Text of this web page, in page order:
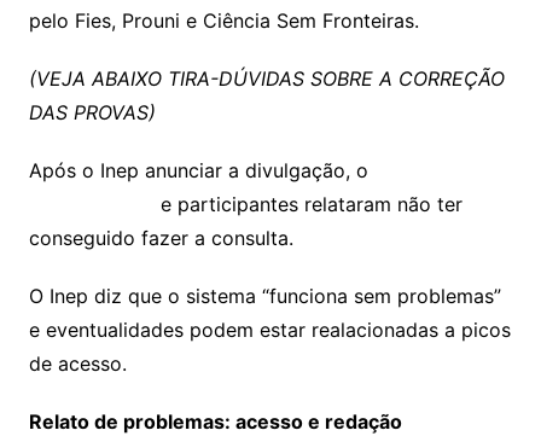
pelo Fies, Prouni e Ciência Sem Fronteiras.
(VEJA ABAIXO TIRA-DÚVIDAS SOBRE A CORREÇÃO
DAS PROVAS)
Após o Inep anunciar a divulgação, o
e participantes relataram não ter
conseguido fazer a consulta.
O Inep diz que o sistema “funciona sem problemas”
e eventualidades podem estar realacionadas a picos
de acesso.
Relato de problemas: acesso e redação